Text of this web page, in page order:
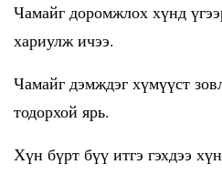
Чамайг доромжлох хүнд
хариулж ичээ.
Чамайг дэмждэг хүмүүст
тодорхой ярь.
Хүн бүрт бүү итгэ гэхдээ